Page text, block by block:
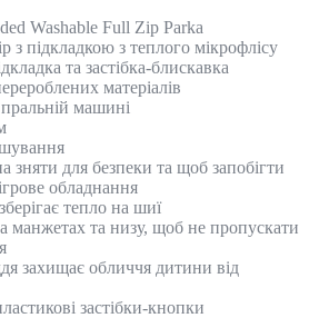
Washable Full Zip Parka
з підкладкою з теплого мікрофлісу
та застібка-блискавка
матеріалів
машині
для безпеки та щоб запобігти
обладнання
тепло на шиї
манжетах та низу, щоб не пропускати
захищає обличчя дитини від
застібки-кнопки